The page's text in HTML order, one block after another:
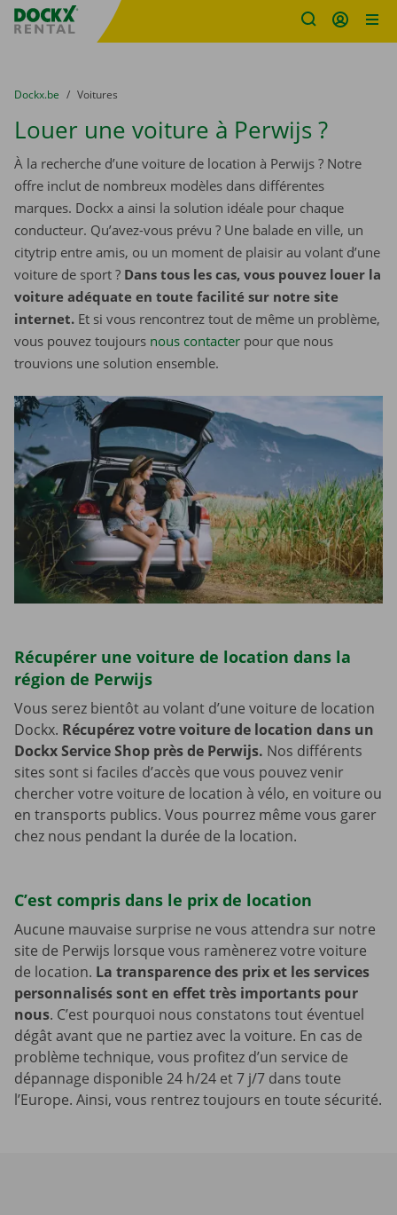
sitename
You are here:
du
Dockx.be to
Voitures
Louer une voiture à Perwijs ?
À la recherche d’une voiture de location à Perwijs ? Notre
offre inclut de nombreux modèles dans différentes
marques. Dockx a ainsi la solution idéale pour chaque
conducteur. Qu’avez-vous prévu ? Une balade en ville, un
citytrip entre amis, ou un moment de plaisir au volant d’une
voiture de sport ? Dans tous les cas, vous pouvez louer la
voiture adéquate en toute facilité sur notre site
internet. Et si vous rencontrez tout de même un problème,
vous pouvez toujours nous contacter pour que nous
trouvions une solution ensemble.
Récupérer une voiture de location dans la
région de Perwijs
Vous serez bientôt au volant d’une voiture de location
Dockx. Récupérez votre voiture de location dans un
Dockx Service Shop près de Perwijs. Nos différents
sites sont si faciles d’accès que vous pouvez venir
chercher votre voiture de location à vélo, en voiture ou
en transports publics. Vous pourrez même vous garer
chez nous pendant la durée de la location.
C’est compris dans le prix de location
Aucune mauvaise surprise ne vous attendra sur notre
site de Perwijs lorsque vous ramènerez votre voiture
de location. La transparence des prix et les services
personnalisés sont en effet très importants pour
nous. C’est pourquoi nous constatons tout éventuel
dégât avant que ne partiez avec la voiture. En cas de
problème technique, vous profitez d’un service de
dépannage disponible 24 h/24 et 7 j/7 dans toute
l’Europe. Ainsi, vous rentrez toujours en toute sécurité.